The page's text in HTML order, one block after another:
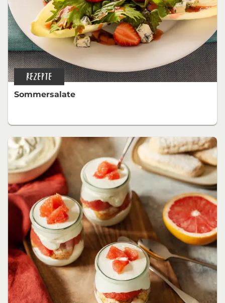
REZEPTE
Sommersalate